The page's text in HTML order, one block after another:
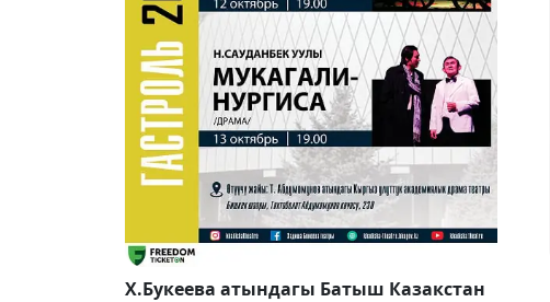
Х.Букеева атындагы Батыш Казакстан